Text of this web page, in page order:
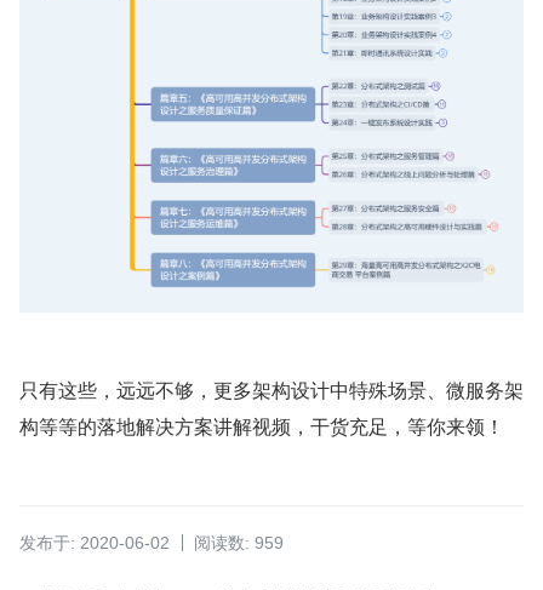
只有这些，远远不够，更多架构设计中特殊场景、微服务架
构等等的落地解决方案讲解视频，干货充足，等你来领！
发布于: 2020-06-02 阅读数: 959